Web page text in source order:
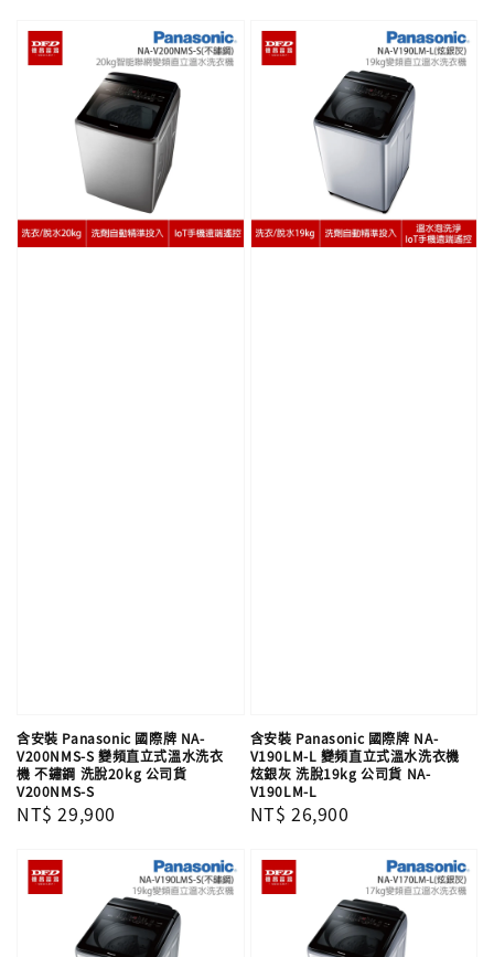
含安裝 Panasonic 國際牌 NA-
V200NMS-S 變頻直立式溫水洗衣
機 不鏽鋼 洗脫20kg 公司貨
V200NMS-S
Regular
NT$ 29,900
含安裝 Panasonic 國際牌 NA-
V190LM-L 變頻直立式溫水洗衣機
炫銀灰 洗脫19kg 公司貨 NA-
V190LM-L
Regular
NT$ 26,900